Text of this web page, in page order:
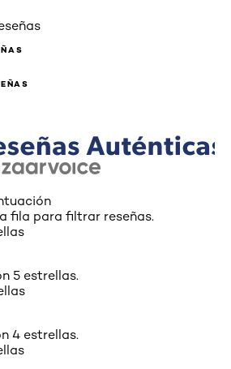
fila para filtrar reseñas.
5 estrellas.
4 estrellas.